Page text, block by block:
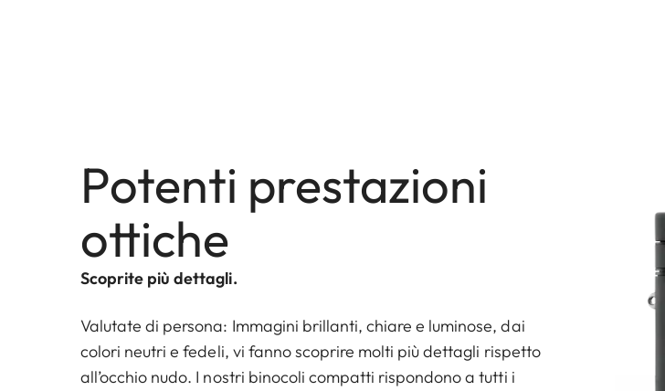
Potenti prestazioni
ottiche
Scoprite più dettagli.
Valutate di persona: Immagini brillanti, chiare e luminose, dai
colori neutri e fedeli, vi fanno scoprire molti più dettagli rispetto
all’occhio nudo. I nostri binocoli compatti rispondono a tutti i